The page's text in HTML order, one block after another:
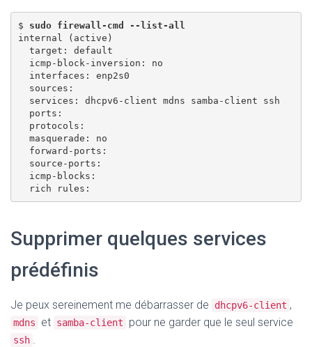
$ sudo firewall-cmd --list-all
internal (active)
  target: default
  icmp-block-inversion: no
  interfaces: enp2s0
  sources:
  services: dhcpv6-client mdns samba-client ssh
  ports:
  protocols:
  masquerade: no
  forward-ports:
  source-ports:
  icmp-blocks:
Supprimer quelques services
prédéfinis
Je peux sereinement me débarrasser de dhcpv6-client ,
mdns et samba-client pour ne garder que le seul service
ssh .